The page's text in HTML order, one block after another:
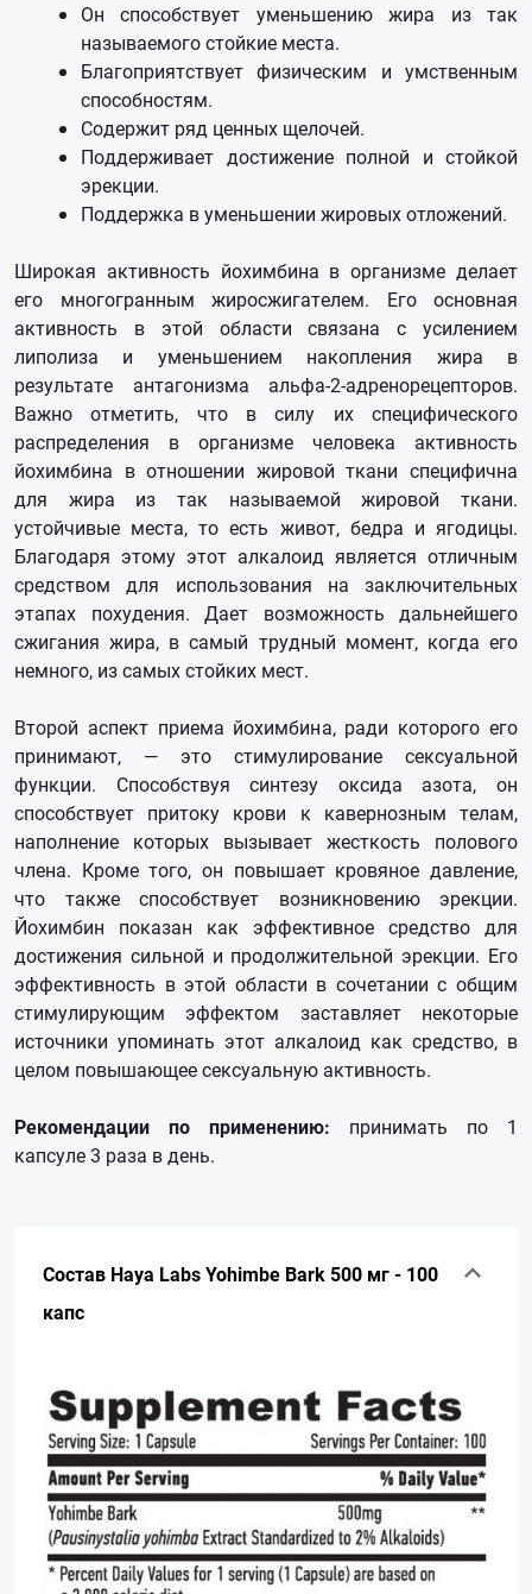
Он способствует уменьшению жира из так
называемого стойкие места.
Благоприятствует физическим и умственным
способностям.
Содержит ряд ценных щелочей.
Поддерживает достижение полной и стойкой
эрекции.
Поддержка в уменьшении жировых отложений.
Широкая активность йохимбина в организме делает
его многогранным жиросжигателем. Его основная
активность в этой области связана с усилением
липолиза и уменьшением накопления жира в
результате антагонизма альфа-2-адренорецепторов.
Важно отметить, что в силу их специфического
распределения в организме человека активность
йохимбина в отношении жировой ткани специфична
для жира из так называемой жировой ткани.
устойчивые места, то есть живот, бедра и ягодицы.
Благодаря этому этот алкалоид является отличным
средством для использования на заключительных
этапах похудения. Дает возможность дальнейшего
сжигания жира, в самый трудный момент, когда его
немного, из самых стойких мест.
Второй аспект приема йохимбина, ради которого его
принимают, — это стимулирование сексуальной
функции. Способствуя синтезу оксида азота, он
способствует притоку крови к кавернозным телам,
наполнение которых вызывает жесткость полового
члена. Кроме того, он повышает кровяное давление,
что также способствует возникновению эрекции.
Йохимбин показан как эффективное средство для
достижения сильной и продолжительной эрекции. Его
эффективность в этой области в сочетании с общим
стимулирующим эффектом заставляет некоторые
источники упоминать этот алкалоид как средство, в
целом повышающее сексуальную активность.
Рекомендации по применению: принимать по 1
капсуле 3 раза в день.
Состав Haya Labs Yohimbe Bark 500 мг - 100
капс